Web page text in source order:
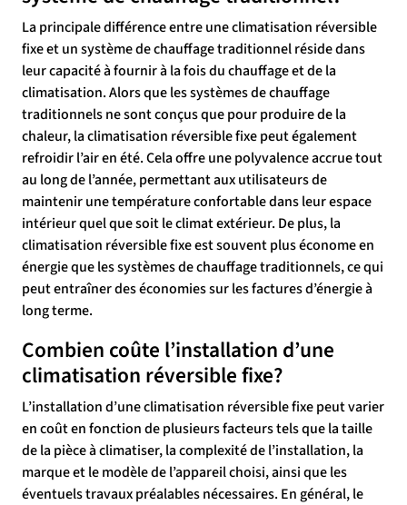
La principale différence entre une climatisation réversible
fixe et un système de chauffage traditionnel réside dans
leur capacité à fournir à la fois du chauffage et de la
climatisation. Alors que les systèmes de chauffage
traditionnels ne sont conçus que pour produire de la
chaleur, la climatisation réversible fixe peut également
refroidir l’air en été. Cela offre une polyvalence accrue tout
au long de l’année, permettant aux utilisateurs de
maintenir une température confortable dans leur espace
intérieur quel que soit le climat extérieur. De plus, la
climatisation réversible fixe est souvent plus économe en
énergie que les systèmes de chauffage traditionnels, ce qui
peut entraîner des économies sur les factures d’énergie à
long terme.
Combien coûte l’installation d’une
climatisation réversible fixe?
L’installation d’une climatisation réversible fixe peut varier
en coût en fonction de plusieurs facteurs tels que la taille
de la pièce à climatiser, la complexité de l’installation, la
marque et le modèle de l’appareil choisi, ainsi que les
éventuels travaux préalables nécessaires. En général, le